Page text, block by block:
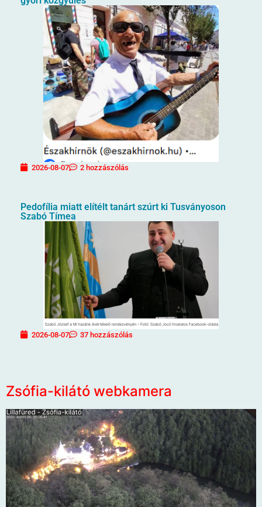
2026-08-07 2 hozzászólás
Pedofília miatt elítélt tanárt szúrt ki Tusványoson
Szabó Tímea
2026-08-07 37 hozzászólás
Zsófia-kilátó webkamera